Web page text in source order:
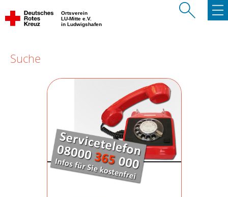
Ortsverein
LU-Mitte e.V.
in Ludwigshafen
Suche